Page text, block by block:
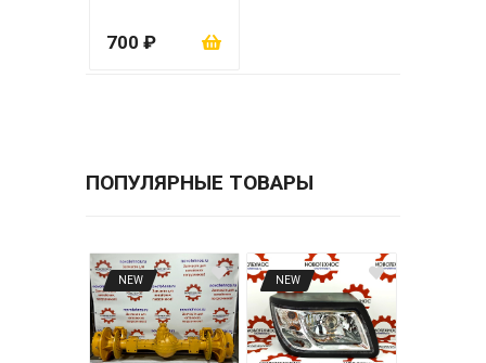
700 ₽
ПОПУЛЯРНЫЕ ТОВАРЫ
NEW NEW